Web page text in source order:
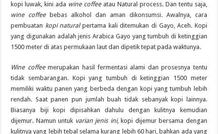
kopi luwak, kini ada wine coffeeatau Natural process. Dan tentu saja,
wine coffeebebas alkohol dan aman dikonsumsi. Awalnya, cara
pembuatan kopi naturalpertama kali ditemukan di Gayo, Aceh. Kopi
yang digunakan adalah jenis Arabica Gayo yang tumbuh di ketinggian
1500 meter di atas permukaan laut dan dipetik tepat pada waktunya.
Wine coffeemerupakan hasil fermentasi alami dan prosesnya tentu
tidak sembarangan. Kopi yang tumbuh di ketinggian 1500 meter
memiliki waktu panen yang berbeda dengan kopi yang tumbuh lebih
rendah. Saat panen pun jumlah buah tidak sebanyak kopi lainnya.
Biasanya biji kopi dipisahkan dahulu dengan kulitnya kemudian
dijemur. Namun untuk varian jenis ini, kopi dijemur bersama dengan
kulitnya yang lebih tebal selama kurang lebih 60 hari, bahkan ada yang